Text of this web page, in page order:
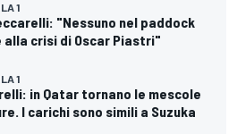
1
"Nessuno nel paddock
alla crisi di Oscar Piastri"
1
in Qatar tornano le mescole
I carichi sono simili a Suzuka